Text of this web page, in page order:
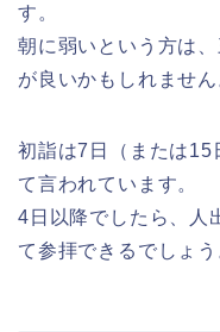
す。
朝に弱いという方は
が良いかもしれません
初詣は7日（または15
て言われています。
4日以降でしたら、人
て参拝できるでしょう